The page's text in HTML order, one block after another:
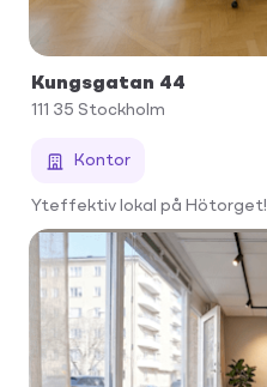
Kungsgatan 44
111 35 Stockholm
Kontor
Yteffektiv lokal på Hötorget!